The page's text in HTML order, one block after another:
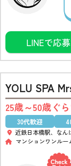
LINEで応
YOLU SPA
25歳～50歳ぐ
30代歓迎
近鉄日本橋駅、なん
マンションワンルー